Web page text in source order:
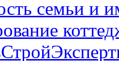
семьи и